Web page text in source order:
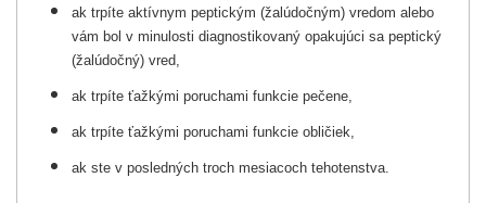
ak trpíte aktívnym peptickým (žalúdočným) vredom alebo
vám bol v minulosti diagnostikovaný opakujúci sa peptický
(žalúdočný) vred,
ak trpíte ťažkými poruchami funkcie pečene,
ak trpíte ťažkými poruchami funkcie obličiek,
ak ste v posledných troch mesiacoch tehotenstva.